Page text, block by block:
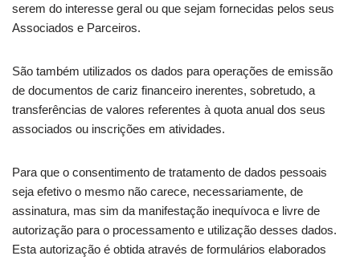
serem do interesse geral ou que sejam fornecidas pelos seus
Associados e Parceiros.
São também utilizados os dados para operações de emissão
de documentos de cariz financeiro inerentes, sobretudo, a
transferências de valores referentes à quota anual dos seus
associados ou inscrições em atividades.
Para que o consentimento de tratamento de dados pessoais
seja efetivo o mesmo não carece, necessariamente, de
assinatura, mas sim da manifestação inequívoca e livre de
autorização para o processamento e utilização desses dados.
Esta autorização é obtida através de formulários elaborados